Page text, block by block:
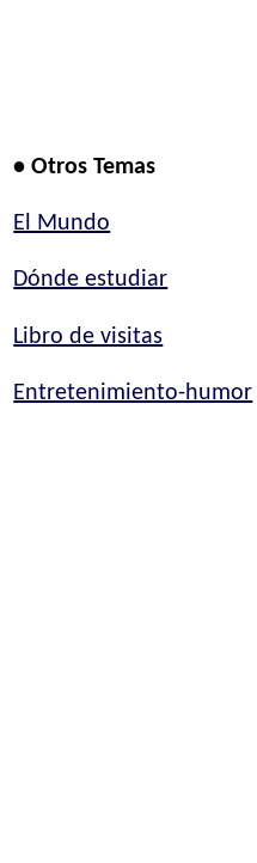
• Otros Temas
El Mundo
Dónde estudiar
Libro de visitas
Entretenimiento-humor